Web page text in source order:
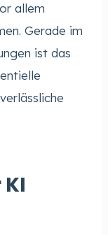
allem
Gerade im
ist das